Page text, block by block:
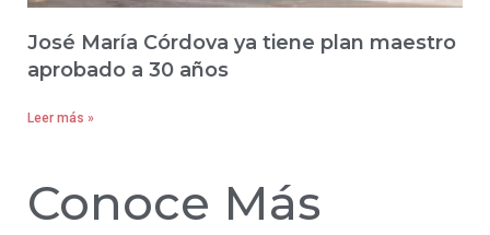
José María Córdova ya tiene plan maestro
aprobado a 30 años
Leer más »
Conoce Más